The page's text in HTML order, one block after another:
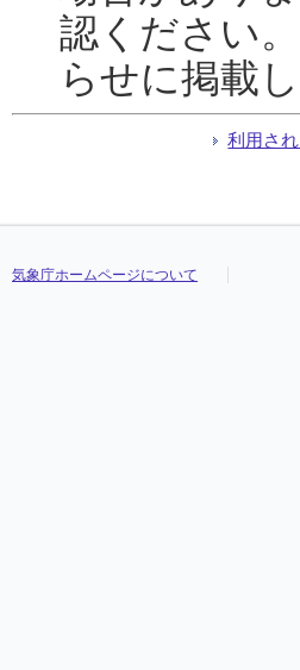
認ください
らせに掲載し
利用さ
気象庁ホームページについて